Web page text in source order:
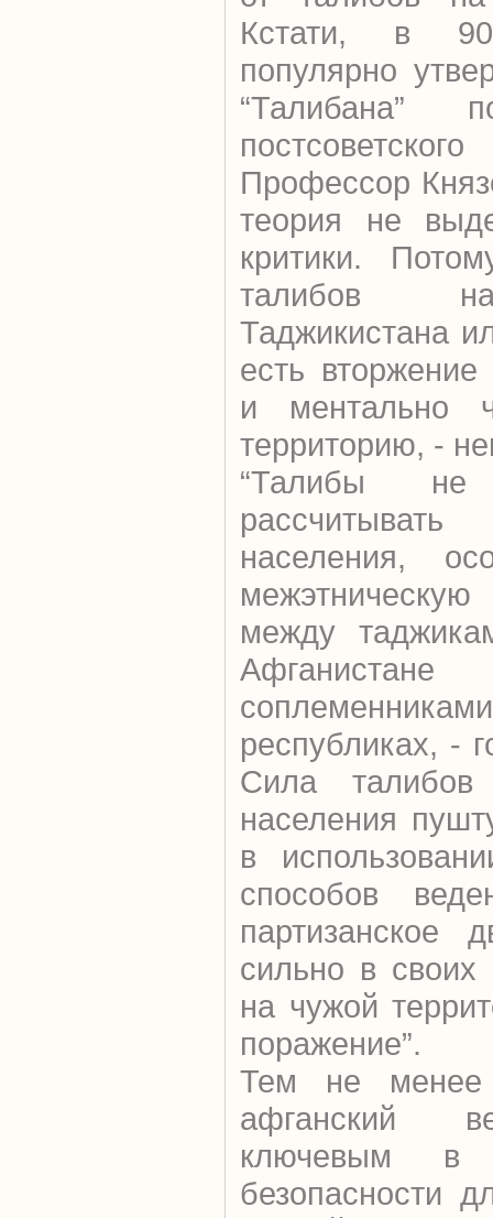
Кстати, в
популярно
“Талибана”
Профессор
теория не
критики.
талибов
Таджикистана
есть вторжение
и ментально
территорию, -
“Талибы
населения,
между
республиках, -
Сила
населения
в
способов
партизанское
сильно в
на чужой
поражение”.
Тем не менее
афганский
ключевым в
безопасности